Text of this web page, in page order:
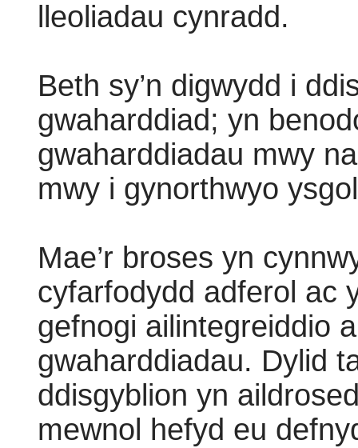
lleoliadau cynradd.
Beth sy’n digwydd i
gwaharddiad; yn
gwaharddiadau mwy
mwy i gynorthwyo
Mae’r broses yn
cyfarfodydd adferol ac
gefnogi ailintegreiddio
gwaharddiadau. Dylid
ddisgyblion yn
mewnol hefyd eu